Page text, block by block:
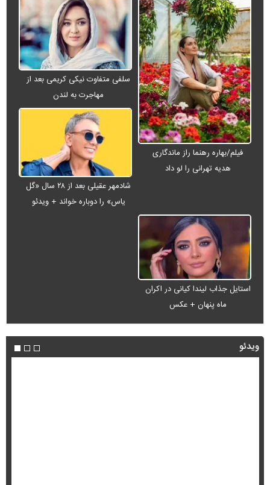
فیلم/بهاره رهنما راز ماندگاری
هدیه تهرانی را لو داد
سلفی متفاوت نیکی کریمی بعد از
مهاجرت به لندن
شادمهر عقیلی بعد از ۲۸ سال «گل
یاس» را دوباره خواند + ویدئو
استایل جذاب لیندا کیانی در اکران
ماه پنهان + عکس
ویدئو